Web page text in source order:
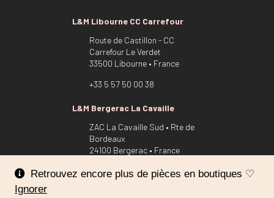
Retrouvez encore plus de pièces en boutiques ♡
Ignorer
L&M Libourne CC Carrefour
Route de Castillon - CC
Carrefour Le Verdet
33500 Libourne • France
+33 5 57 50 00 38
L&M Bergerac La Cavaille
ZAC La Cavaille Sud • Rte de
Bordeaux
24100 Bergerac • France
+33 5 53 22 54 94
Nous utilisons des cookies pour vous offrir la meilleure
expérience sur notre site.
Vous pouvez en savoir plus sur les cookies que nous utilisons